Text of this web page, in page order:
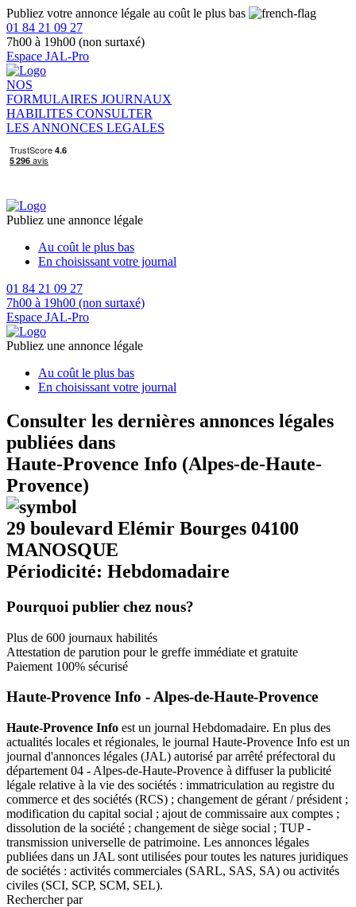
Publiez votre annonce légale au coût le plus bas
01 84 21 09 27
7h00 à 19h00 (non surtaxé)
Espace JAL-Pro
NOS
FORMULAIRES JOURNAUX
HABILITES CONSULTER
LES ANNONCES LEGALES
Publiez une annonce légale
Au coût le plus bas
En choisissant votre journal
01 84 21 09 27
7h00 à 19h00 (non surtaxé)
Espace JAL-Pro
Publiez une annonce légale
Au coût le plus bas
En choisissant votre journal
Consulter les dernières annonces légales
publiées dans
Haute-Provence Info (Alpes-de-Haute-
Provence)
29 boulevard Elémir Bourges 04100
MANOSQUE
Périodicité: Hebdomadaire
Pourquoi publier chez nous?
Plus de 600 journaux habilités
Attestation de parution pour le greffe immédiate et gratuite
Paiement 100% sécurisé
Haute-Provence Info - Alpes-de-Haute-Provence
Haute-Provence Info est un journal Hebdomadaire. En plus des
actualités locales et régionales, le journal Haute-Provence Info est un
journal d'annonces légales (JAL) autorisé par arrêté préfectoral du
département 04 - Alpes-de-Haute-Provence à diffuser la publicité
légale relative à la vie des sociétés : immatriculation au registre du
commerce et des sociétés (RCS) ; changement de gérant / président ;
modification du capital social ; ajout de commissaire aux comptes ;
dissolution de la société ; changement de siège social ; TUP -
transmission universelle de patrimoine. Les annonces légales
publiées dans un JAL sont utilisées pour toutes les natures juridiques
de sociétés : activités commerciales (SARL, SAS, SA) ou activités
civiles (SCI, SCP, SCM, SEL).
Rechercher par